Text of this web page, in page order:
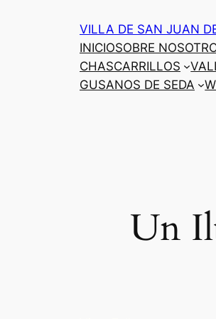
VILLA DE SAN JUAN
INICIOSOBRE
CHASCARRILLOS
GUSANOS DE SEDA
Un